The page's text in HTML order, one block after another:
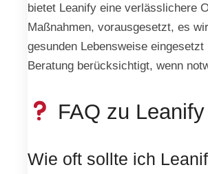
bietet Leanify eine verlässlichere
Maßnahmen, vorausgesetzt, es
gesunden Lebensweise
Beratung berücksichtigt, wenn
FAQ zu Leanify
Wie oft sollte ich